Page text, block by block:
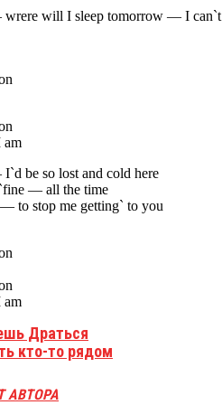
will I sleep tomorrow — I can`t
be so lost and cold here
— all the time
to stop me getting` to you
Драться
кто-то рядом
АВТОРА